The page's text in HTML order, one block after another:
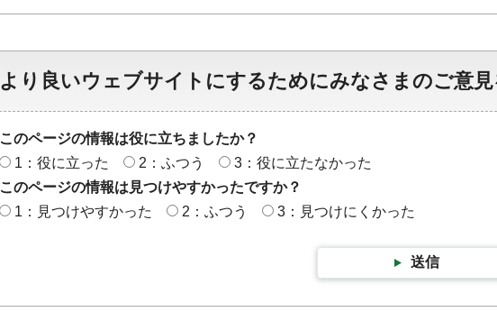
より良いウェブサイトにするためにみなさまのご意
このページの情報は役に立ちましたか？
1：役に立った
2：ふつう
3：役に立たなかった
このページの情報は見つけやすかったですか？
1：見つけやすかった
2：ふつう 3：見つけにくかった
送信